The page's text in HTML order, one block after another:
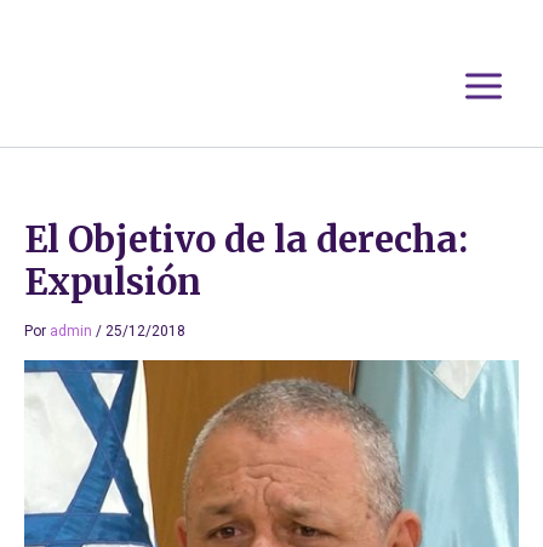
El Objetivo de la derecha:
Expulsión
Por admin / 25/12/2018